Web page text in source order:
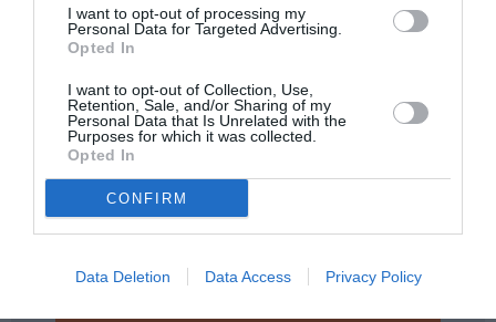
I want to opt-out of processing my
Personal Data for Targeted Advertising.
Opted In
I want to opt-out of Collection, Use,
Retention, Sale, and/or Sharing of my
Personal Data that Is Unrelated with the
Purposes for which it was collected.
Opted In
CONFIRM
Data Deletion Data Access Privacy Policy
ΔΙΕΘΝΗΣ ΗΜΕΡΑ ΜΟΥΣΕΙΩΝ
ΔΩΡΕΑΝ ΕΚΔΗΛΩΣΕΙΣ
ΣΥΝΑΥΛΙΕΣ 2026
Newsletter
Κάθε βδομάδα στο e-mail σας τα τελευταία νέα για
την Τέχνη και τον Πολιτισμό!